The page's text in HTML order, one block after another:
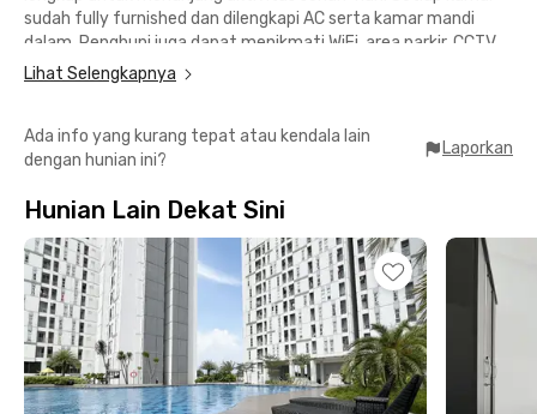
sudah fully furnished dan dilengkapi AC serta kamar mandi
dalam. Penghuni juga dapat menikmati WiFi, area parkir, CCTV,
dapur bersama, area makan, dan komunal area yang membuat
pengalaman tinggal semakin nyaman.Lokasi kost Bintaro ini
Stasiun Sudimara, dan 9 menit ke Fresh Market Emerald
Bintaro. Berbagai kebutuhan harian maupun mobilitas dapat
Bintaroku juga dekat dengan Bintaro Xchange Mall (15 menit)
dan RS Premier Bintaro (14 menit). Dengan lokasi yang praktis
dan fasilitas yang lengkap, Villa Bintaroku menjadi pilihan ideal
untuk pekerja maupun mahasiswa yang mencari hunian di
kawasan Bintaro. Tertarik? Segera booking, yuk!
Lihat Selengkapnya
Ada info yang kurang tepat atau kendala lain
dengan hunian ini?
Laporkan
Hunian Lain Dekat Sini